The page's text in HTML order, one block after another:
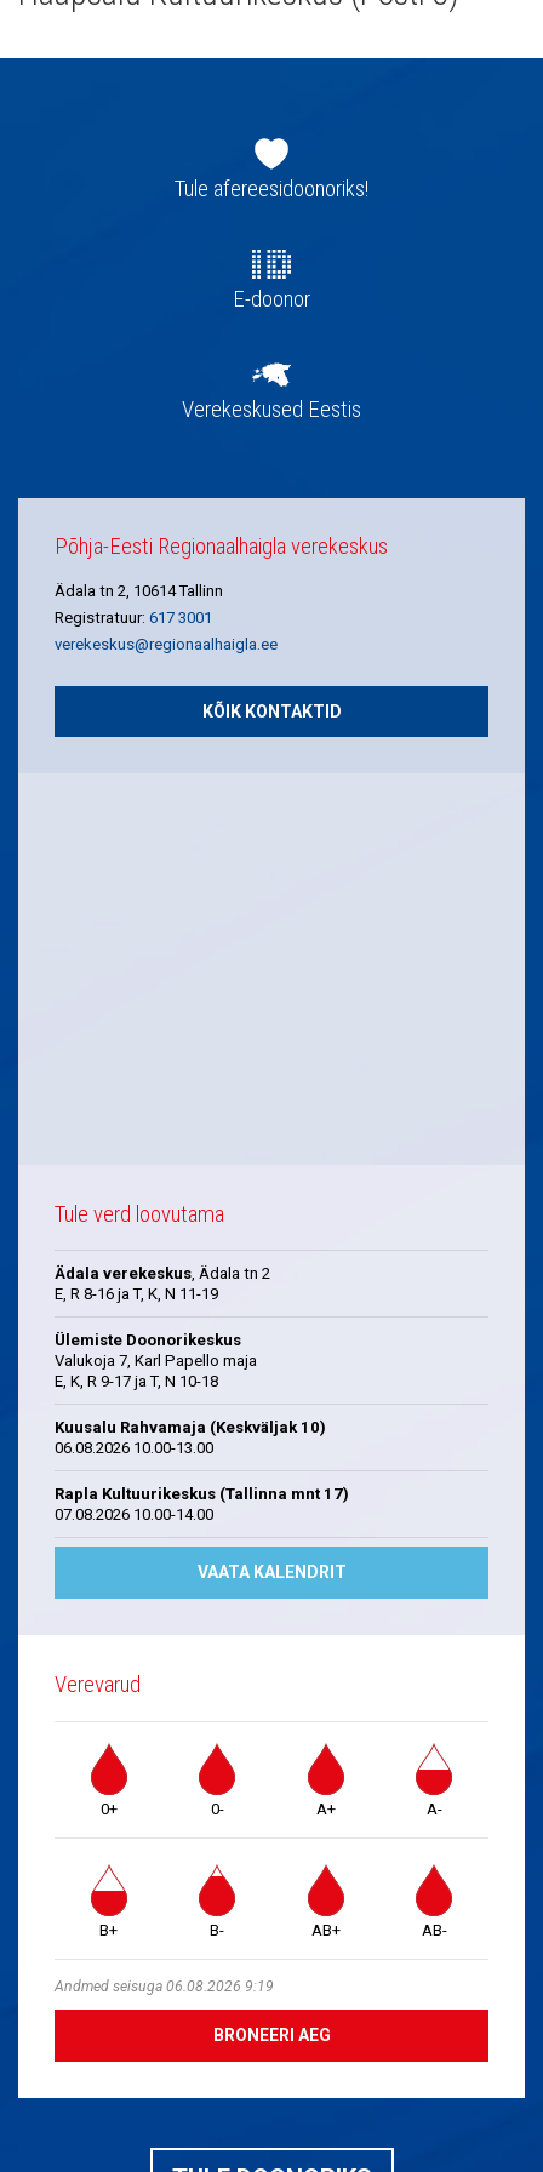
navigatsioonTule afereesidoonoriks!
E-doonor
Verekeskused Eestis
Põhja-Eesti Regionaalhaigla verekeskus
Ädala tn 2, 10614 Tallinn
Registratuur: 617 3001
verekeskus@regionaalhaigla.ee
KÕIK KONTAKTID
Tule verd loovutama
Ädala verekeskus, Ädala tn 2
E, R 8-16 ja T, K, N 11-19
Ülemiste Doonorikeskus
Valukoja 7, Karl Papello maja
E, K, R 9-17 ja T, N 10-18
Kuusalu Rahvamaja (Keskväljak 10)
06.08.2026 10.00-13.00
Rapla Kultuurikeskus (Tallinna mnt 17)
07.08.2026 10.00-14.00
VAATA KALENDRIT
Verevarud
0+ 0- A+ A-
B+ B- AB+ AB-
Andmed seisuga 06.08.2026 9:19
BRONEERI AEG